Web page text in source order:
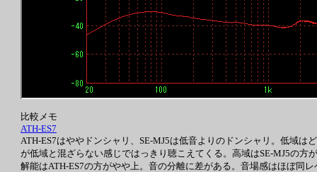
比較メモ
ATH-ES7
ATH-ES7はややドンシャリ、SE-MJ5は低音よりのドンシャリ。低域
が低域と混ざらない感じではっきり聴こえてくる。高域はSE-MJ5の方
解能はATH-ES7の方がやや上。音の分離に差がある。音場感はほぼ同